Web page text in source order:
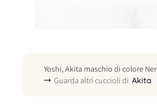
Yoshi, Akita maschio di colore
Guarda altri cuccioli di Akita